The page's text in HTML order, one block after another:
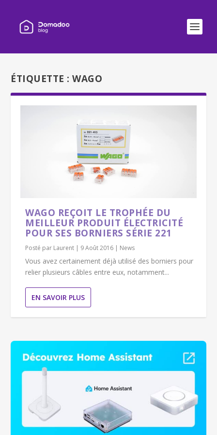
ÉTIQUETTE :WAGO
WAGO REÇOIT LE TROPHÉE DU
MEILLEUR PRODUIT ÉLECTRICITÉ
POUR SES BORNIERS SÉRIE 221
Posté par Laurent | 9 Août 2016 | News
Vous avez certainement déjà utilisé des borniers pour
relier plusieurs câbles entre eux, notamment...
EN SAVOIR PLUS